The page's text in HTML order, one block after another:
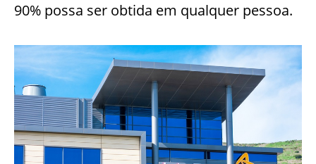
90% possa ser obtida em qualquer pessoa.